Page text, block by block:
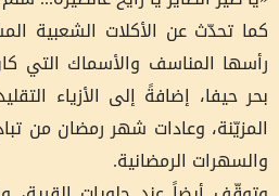
كما تحدّث عن الأكلات الشعبية
رأسها المناسف والأسماك التي
بحر حيفا، إضافةً إلى الأزياء
المزيّنة، وعادات شهر رمضان من
والسهرات الرمضانية.